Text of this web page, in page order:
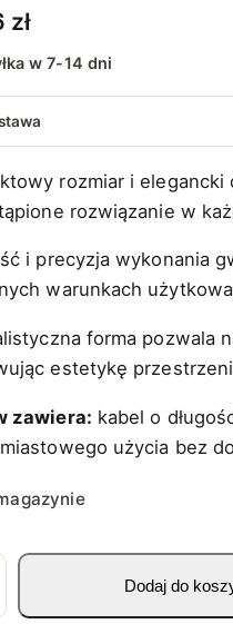
zł
w 7-14 dni
rozmiar i
rozwiązanie w
i precyzja wykonania
warunkach
forma pozwala
estetykę
zawiera: kabel o
użycia bez
Dodaj do